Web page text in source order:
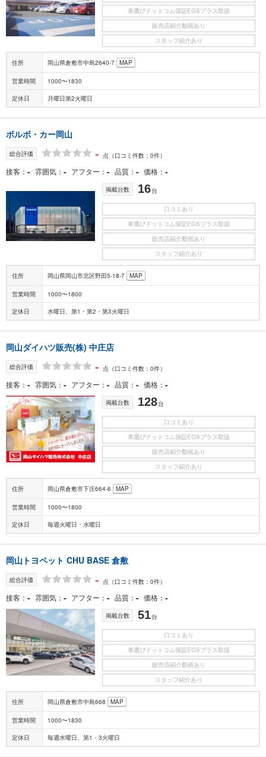
車選びドットコム保証EGSプラス取扱
販売店紹介動画あり
スタッフ紹介あり
住所 岡山県倉敷市中島2640-7 MAP
営業時間 1000〜1830
定休日 月曜日第2火曜日
ボルボ・カー岡山
総合評価 - 点 （口コミ件数：0件）
接客 - 雰囲気 - アフター - 品質 - 価格 -
掲載台数 16台
口コミあり
車選びドットコム保証EGSプラス取扱
販売店紹介動画あり
スタッフ紹介あり
住所 岡山県岡山市北区野田5-18-7 MAP
営業時間 1000〜1800
定休日 水曜日、第1・第2・第3火曜日
岡山ダイハツ販売(株) 中庄店
総合評価 - 点 （口コミ件数：0件）
接客 - 雰囲気 - アフター - 品質 - 価格 -
掲載台数 128台
口コミあり
車選びドットコム保証EGSプラス取扱
販売店紹介動画あり
スタッフ紹介あり
住所 岡山県倉敷市下庄664-6 MAP
営業時間 1000〜1800
定休日 毎週火曜日・水曜日
岡山トヨペット CHU BASE 倉敷
総合評価 - 点 （口コミ件数：0件）
接客 - 雰囲気 - アフター - 品質 - 価格 -
掲載台数 51台
口コミあり
車選びドットコム保証EGSプラス取扱
販売店紹介動画あり
スタッフ紹介あり
住所 岡山県倉敷市中島668 MAP
営業時間 1000〜1830
定休日 毎週水曜日、第1・3火曜日